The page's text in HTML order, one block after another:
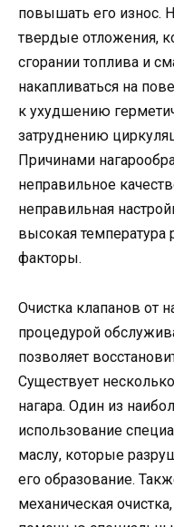
повышать его износ.
твердые отложения,
сгорании топлива и
накапливаться на
к ухудшению
затруднению
Причинами
неправильное
неправильная
высокая температура
факторы.
Очистка клапанов от
процедурой
позволяет
Существует
нагара. Один из
использование
маслу, которые
его образование.
механическая